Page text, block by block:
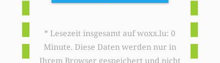
* Lesezeit insgesamt auf woxx.lu: 0
Minute. Diese Daten werden nur in
Ihrem Browser gespeichert und nicht